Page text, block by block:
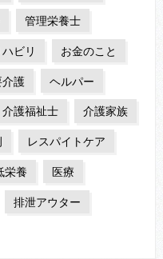
管理栄養士
ハビリ お金のこと
介護 ヘルパー
介護福祉士 介護家族
レスパイトケア
栄養 医療
排泄アウター